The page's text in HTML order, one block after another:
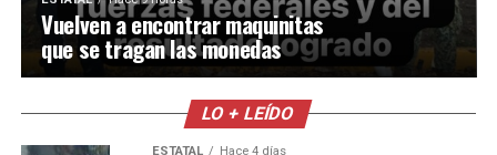
Vuelven a encontrar maquinitas
que se tragan las monedas
LO + LEÍDO
ESTATAL Hace 4 días